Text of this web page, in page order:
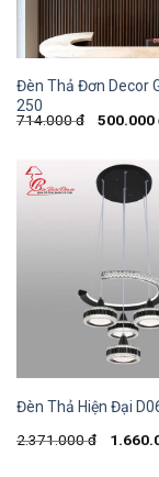
Đèn Thả Đơn Decor
250
714.000đ 500.000
Đèn Thả Hiện Đại
2.371.000đ